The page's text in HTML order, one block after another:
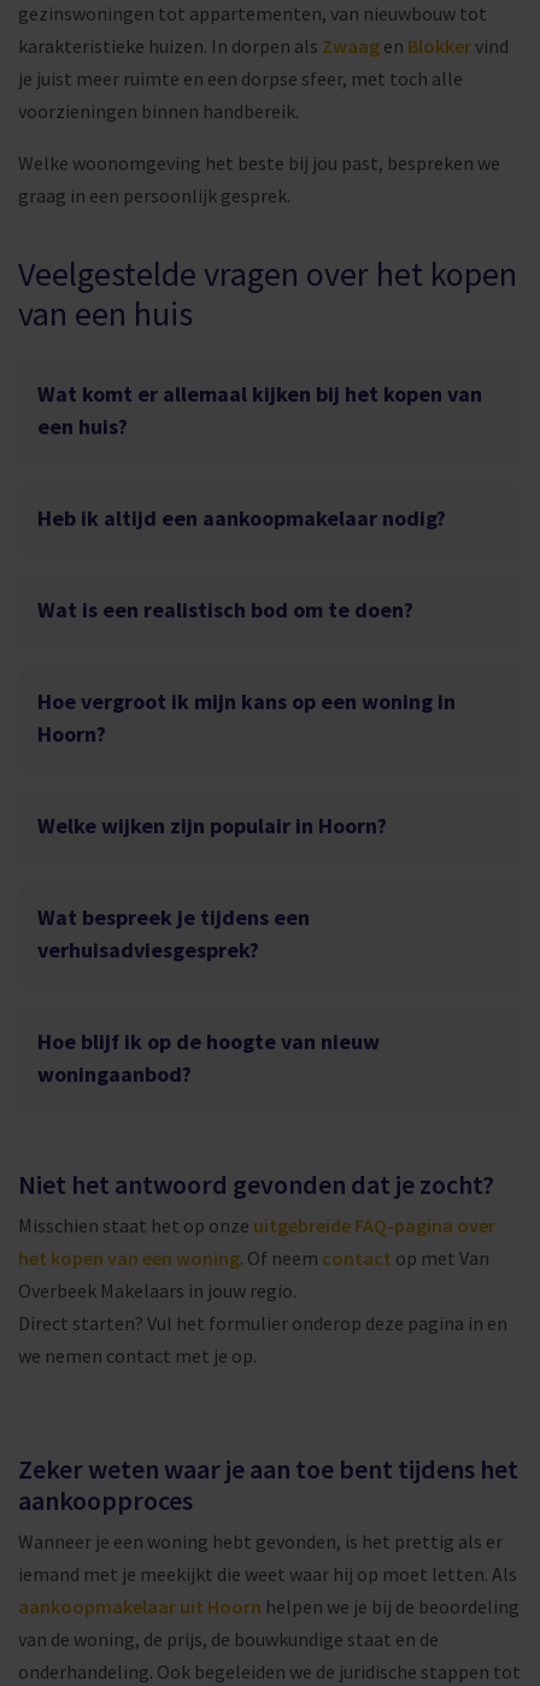
gezinswoningen tot appartementen, van nieuwbouw tot
karakteristieke huizen. In dorpen als Zwaag en Blokkervind
je juist meer ruimte en een dorpse sfeer, met toch alle
voorzieningen binnen handbereik.
Welke woonomgeving het beste bij jou past, bespreken we
graag in een persoonlijk gesprek.
Veelgestelde vragen over het kopen
van een huis
Wat komt er allemaal kijken bij het kopen van
een huis?
Heb ik altijd een aankoopmakelaar nodig?
Wat is een realistisch bod om te doen?
Hoe vergroot ik mijn kans op een woning in
Hoorn?
Welke wijken zijn populair in Hoorn?
Wat bespreek je tijdens een
verhuisadviesgesprek?
Hoe blijf ik op de hoogte van nieuw
woningaanbod?
Niet het antwoord gevonden dat je zocht?
Misschien staat het op onze uitgebreide FAQ-pagina over
het kopen van een woning. Of neem contact op met Van
Overbeek Makelaars in jouw regio.
Direct starten? Vul het formulier onderop deze pagina in en
we nemen contact met je op.
Zeker weten waar je aan toe bent tijdens het
aankoopproces
Wanneer je een woning hebt gevonden, is het prettig als er
iemand met je meekijkt die weet waar hij op moet letten. Als
aankoopmakelaar uit Hoorn helpen we je bij de beoordeling
van de woning, de prijs, de bouwkundige staat en de
onderhandeling. Ook begeleiden we de juridische stappen tot